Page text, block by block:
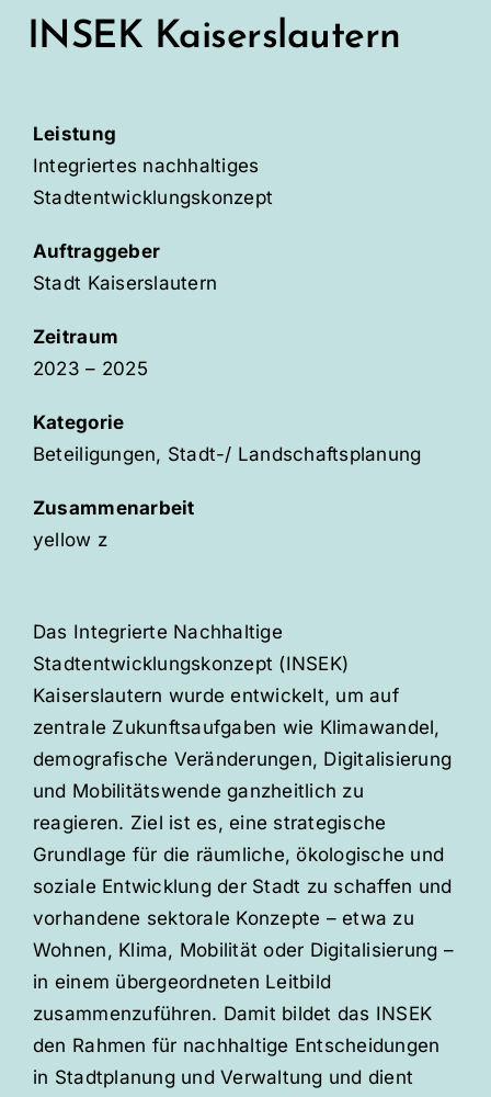
INSEK Kaiserslautern
Leistung
Integriertes nachhaltiges
Stadtentwicklungskonzept
Auftraggeber
Stadt Kaiserslautern
Zeitraum
2023 – 2025
Kategorie
Beteiligungen, Stadt-/ Landschaftsplanung
Zusammenarbeit
yellow z
Das Integrierte Nachhaltige
Stadtentwicklungskonzept (INSEK)
Kaiserslautern wurde entwickelt, um auf
zentrale Zukunftsaufgaben wie Klimawandel,
demografische Veränderungen, Digitalisierung
und Mobilitätswende ganzheitlich zu
reagieren. Ziel ist es, eine strategische
Grundlage für die räumliche, ökologische und
soziale Entwicklung der Stadt zu schaffen und
vorhandene sektorale Konzepte – etwa zu
Wohnen, Klima, Mobilität oder Digitalisierung –
in einem übergeordneten Leitbild
zusammenzuführen. Damit bildet das INSEK
den Rahmen für nachhaltige Entscheidungen
in Stadtplanung und Verwaltung und dient